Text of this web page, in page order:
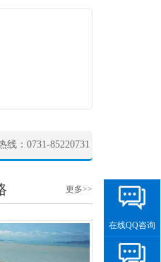
线：0731-85220731
更多>>
在线QQ咨询